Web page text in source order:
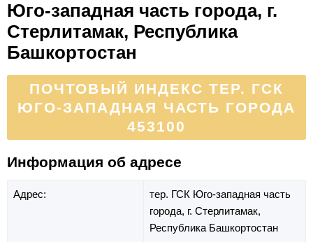
Юго-западная часть города, г.
Стерлитамак, Республика
Башкортостан
ПОЧТОВЫЙ ИНДЕКС ТЕР. ГСК
ЮГО-ЗАПАДНАЯ ЧАСТЬ ГОРОДА
453100
Информация об адресе
Адрес:
тер. ГСК Юго-западная часть
города, г. Стерлитамак,
Республика Башкортостан